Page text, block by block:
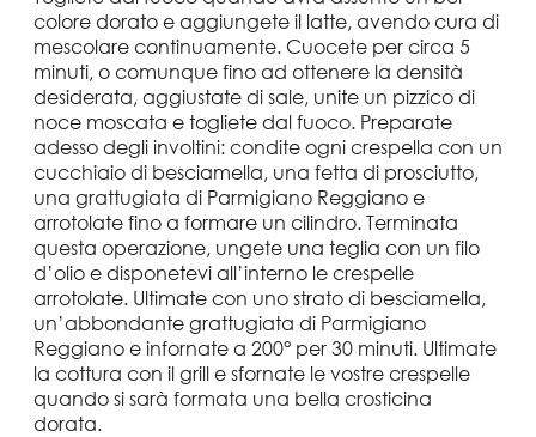
colore dorato e aggiungete il latte, avendo cura di
mescolare continuamente. Cuocete per circa 5
minuti, o comunque fino ad ottenere la densità
desiderata, aggiustate di sale, unite un pizzico di
noce moscata e togliete dal fuoco. Preparate
adesso degli involtini: condite ogni crespella con un
cucchiaio di besciamella, una fetta di prosciutto,
una grattugiata di Parmigiano Reggiano e
arrotolate fino a formare un cilindro. Terminata
questa operazione, ungete una teglia con un filo
d’olio e disponetevi all’interno le crespelle
arrotolate. Ultimate con uno strato di besciamella,
un’abbondante grattugiata di Parmigiano
Reggiano e infornate a 200° per 30 minuti. Ultimate
la cottura con il grill e sfornate le vostre crespelle
quando si sarà formata una bella crosticina
dorata.